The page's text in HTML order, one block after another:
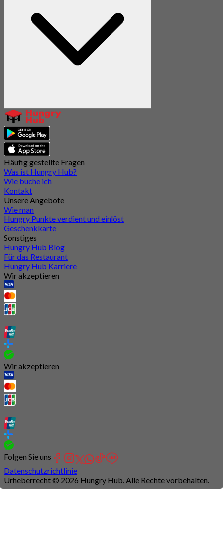
Häufig gestellte Fragen
Was ist Hungry Hub?
Wie buche ich
Kontakt
Unsere Angebote
Wie man
Hungry Punkte verdient und einlöst
Geschenkkarte
Sonstiges
Hungry Hub Blog
Für das Restaurant
Hungry Hub Karriere
Wir akzeptieren
Wir akzeptieren
Folgen Sie uns
Datenschutzrichtlinie
Urheberrecht © 2026 Hungry Hub. Alle Rechte vorbehalten.
Connection